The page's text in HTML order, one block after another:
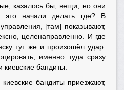
казалось бы, вещи, но они
начали делать где? В
[там] показывают,
целенаправленно. И где
тут же и произошёл удар.
именно туда сразу
киевские бандиты.
бандиты приезжают,